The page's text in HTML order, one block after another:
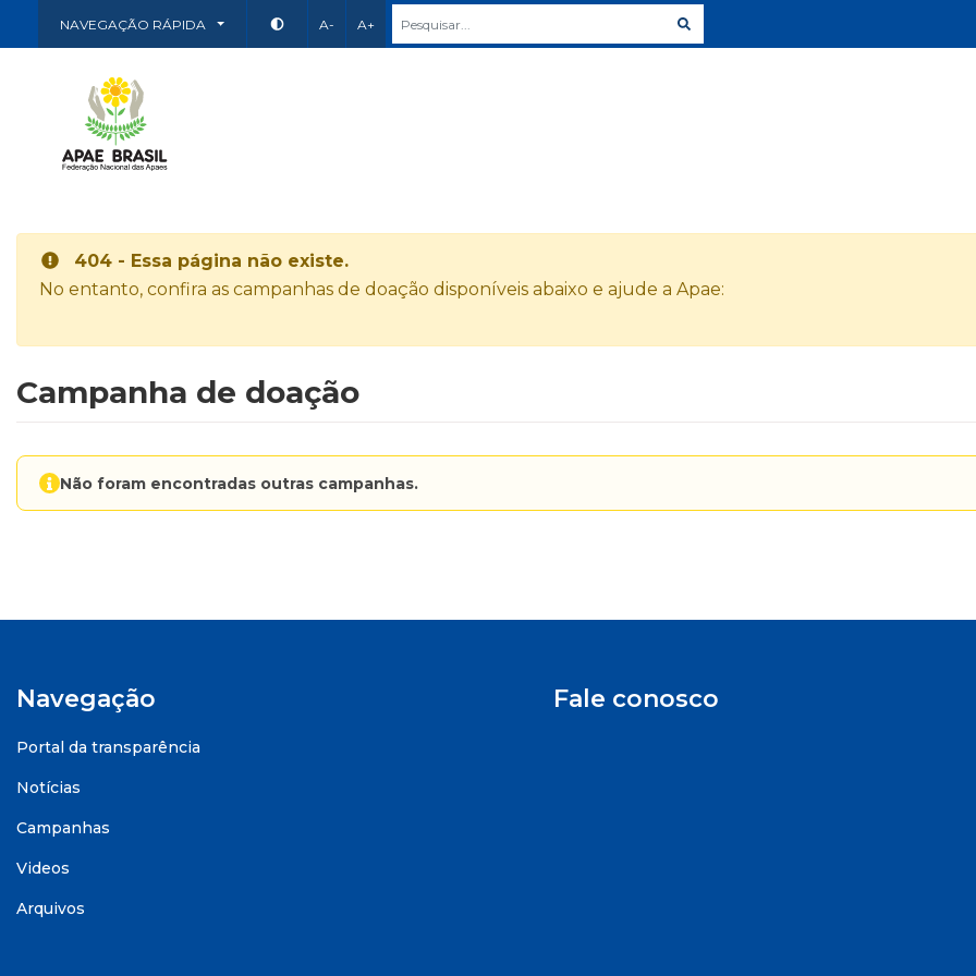
NAVEGAÇÃO RÁPIDA A- A+
404 - Essa página não existe.
No entanto, confira as campanhas de doação disponíveis abaixo e ajude a Apae:
Campanha de doação
Não foram encontradas outras campanhas.
Navegação
Portal da transparência
Notícias
Campanhas
Videos
Arquivos
Fale conosco